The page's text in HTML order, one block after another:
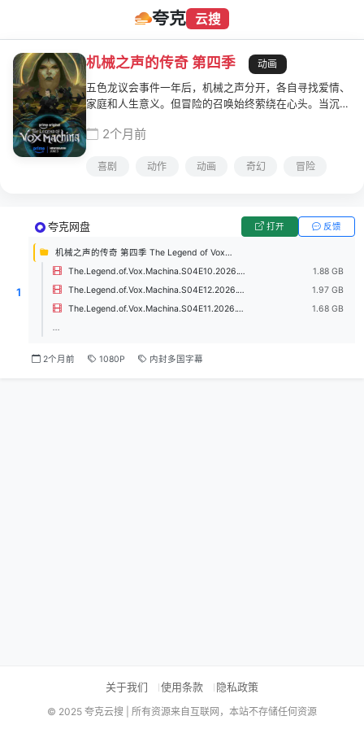
夸克 云搜
机械之声的传奇 第四季
动画
五色龙议会事件一年后，机械之声分开，各自寻找爱情、
家庭和人生意义。但冒险的召唤始终萦绕在心头。当沉睡
聚，共同对抗这个史诗级的敌人。
2个月前
喜剧 动作 动画 奇幻 冒险
1
夸克网盘 打开 反馈
机械之声的传奇 第四季 The Legend of Vox Machina Season 4 (2026)
The.Legend.of.Vox.Machina.S04E10.2026.1080p.AMZN.WEB-DL.DDP5.1.H.264.mkv
1.88 GB
The.Legend.of.Vox.Machina.S04E12.2026.1080p.AMZN.WEB-DL.DDP5.1.H.264.mkv
1.97 GB
The.Legend.of.Vox.Machina.S04E11.2026.1080p.AMZN.WEB-DL.DDP5.1.H.264.mkv
1.68 GB
...
2个月前 1080P 内封多国字幕
关于我们 使用条款 隐私政策
© 2025 夸克云搜 | 所有资源来自互联网，本站不存储任何资源